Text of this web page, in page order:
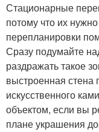
Стационарные
потому что их
перепланировки
Сразу подумайте
раздражать такое
выстроенная стена
искусственного
объектом, если вы
плане украшения